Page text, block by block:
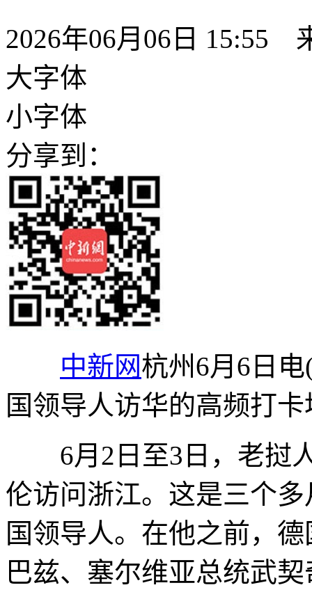
2026年06月06日 15:55
大字体
小字体
分享到：
中新网杭州6月6日
国领导人访华的高频打卡
6月2日至3日，老挝人
伦访问浙江。这是三个
国领导人。在他之前，
巴兹、塞尔维亚总统武